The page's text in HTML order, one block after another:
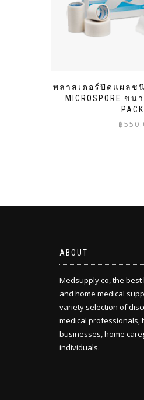
พลาสเตอร์ปิดแผลช
MICROSPORE ขน
฿
ABOUT
Medsupply.co, the
and home medical
variety selection of
medical professionals,
businesses, home
individuals.